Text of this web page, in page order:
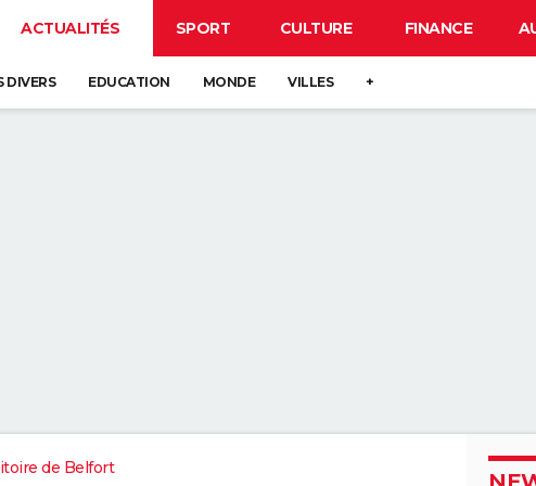
ACTUALITÉS SPORT CULTURE FINANCE
DIVERS EDUCATION MONDE VILLES +
de Belfort